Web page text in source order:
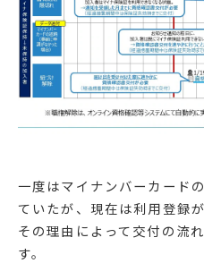
一度はマイナンバーカード
ていたが、現在は利用登録
その理由によって交付の流
す。